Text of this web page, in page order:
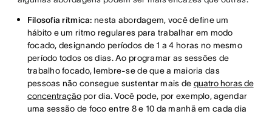
Filosofia rítmica: nesta abordagem, você define um
hábito e um ritmo regulares para trabalhar em modo
focado, designando períodos de 1 a 4 horas no mesmo
período todos os dias. Ao programar as sessões de
trabalho focado, lembre-se de que a maioria das
pessoas não consegue sustentar mais de quatro horas de
concentraçãopor dia. Você pode, por exemplo, agendar
uma sessão de foco entre 8 e 10 da manhã em cada dia